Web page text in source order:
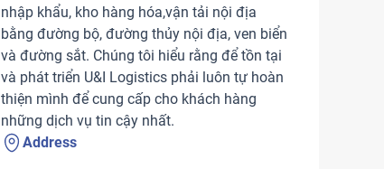
nhập khẩu, kho hàng hóa,vận tải nội địa
bằng đường bộ, đường thủy nội địa, ven biển
và đường sắt. Chúng tôi hiểu rằng để tồn tại
và phát triển U&I Logistics phải luôn tự hoàn
thiện mình để cung cấp cho khách hàng
những dịch vụ tin cậy nhất.
Address